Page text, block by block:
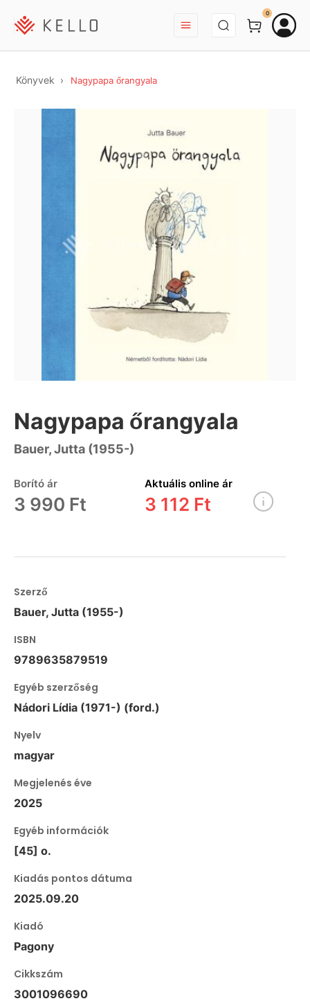
BEJELENTKEZÉS
0
Könyvek Nagypapa őrangyala
Nagypapa őrangyala
Bauer, Jutta (1955-)
Borító ár
3 990 Ft
Aktuális online ár
3 112 Ft
Szerző
Bauer, Jutta (1955-)
ISBN
9789635879519
Egyéb szerzőség
Nádori Lídia (1971-) (ford.)
Nyelv
magyar
Megjelenés éve
2025
Egyéb információk
[45] o.
Kiadás pontos dátuma
2025.09.20
Kiadó
Pagony
Cikkszám
3001096690